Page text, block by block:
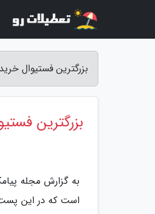
بزرگترین فستیوال
بزرگترین
به گزارش مجله
است که در این پست